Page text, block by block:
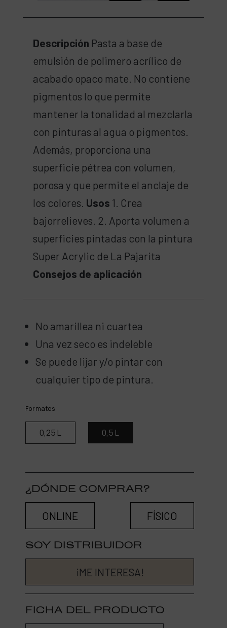
Descripción Pasta a base de
emulsión de polimero acrílico de
acabado opaco mate. No contiene
pigmentos lo que permite
mantener la tonalidad al mezclarla
con pinturas al agua o pigmentos.
Además, proporciona una
superficie pétrea con volumen,
porosa y que permite el anclaje de
los colores. Usos 1. Crea
bajorrelieves. 2. Aporta volumen a
superficies pintadas con la pintura
Super Acrylic de La Pajarita
Consejos de aplicación
No amarillea ni cuartea
Una vez seco es indeleble
Se puede lijar y/o pintar con
cualquier tipo de pintura.
Formatos:
0,25 L 0,5 L
¿DÓNDE COMPRAR?
ONLINE FÍSICO
SOY DISTRIBUIDOR
¡ME INTERESA!
FICHA DEL PRODUCTO